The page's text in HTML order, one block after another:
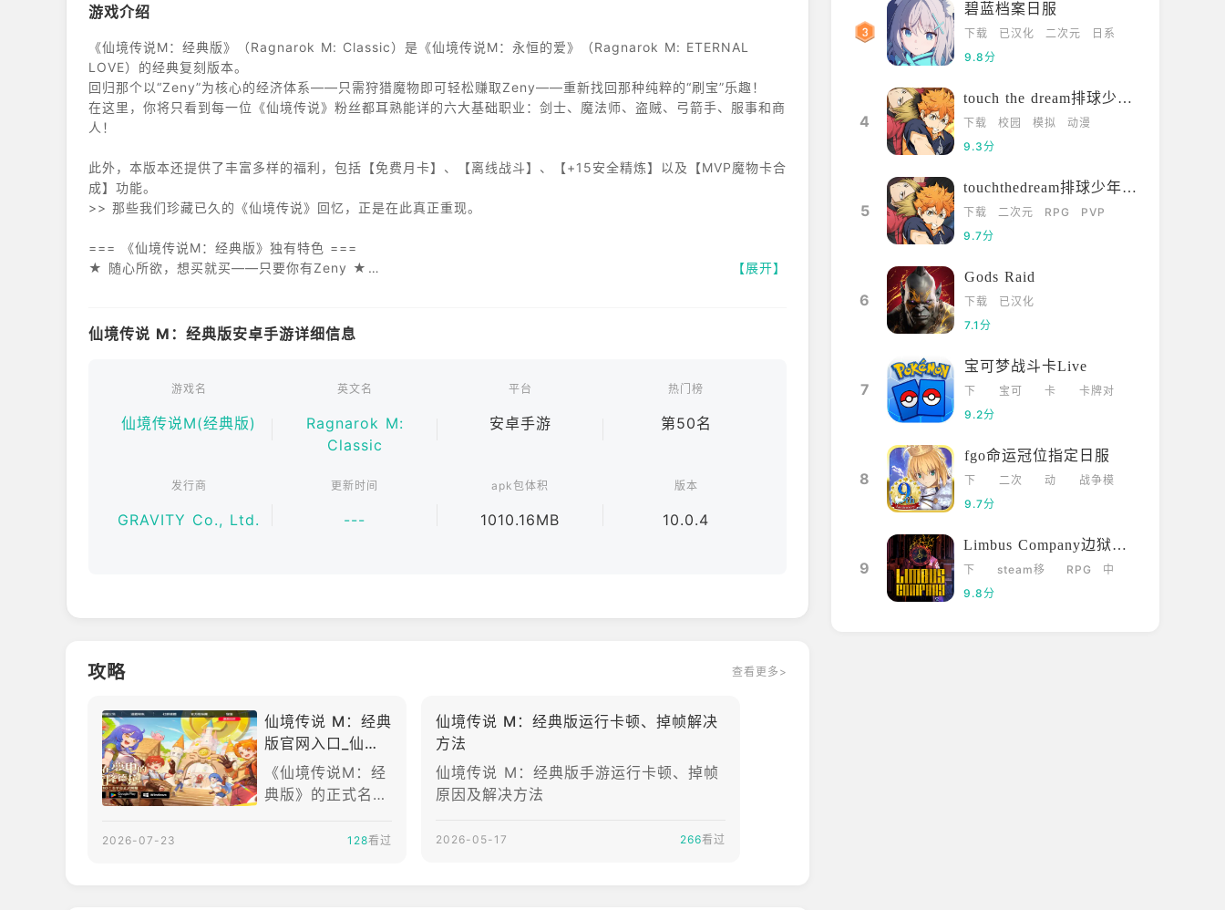
游戏介绍
《仙境传说M：经典版》（Ragnarok M: Classic）是《仙境传说M：永恒的爱》（Ragnarok M: ETERNAL
LOVE）的经典复刻版本。
回归那个以“Zeny”为核心的经济体系——只需狩猎魔物即可轻松赚取Zeny——重新找回那种纯粹的“刷宝”乐趣！
在这里，你将只看到每一位《仙境传说》粉丝都耳熟能详的六大基础职业：剑士、魔法师、盗贼、弓箭手、服事和商
人！
此外，本版本还提供了丰富多样的福利，包括【免费月卡】、【离线战斗】、【+15安全精炼】以及【MVP魔物卡合
成】功能。
>> 那些我们珍藏已久的《仙境传说》回忆，正是在此真正重现。
=== 《仙境传说M：经典版》独有特色 ===
★ 随心所欲，想买就买——只要你有Zeny ★
享受终身免费的福利加成——包括经验值（EXP）加成、道具掉落率提升，以及专属头饰等——总计多达17项不同的
★ 自由合成MVP魔物卡——随心所欲 ★
现在，你可以通过“合成”的方式来获取MVP魔物卡。
那一张专属魔物卡吧！
与你的战友们组建公会，在作为核心PvP玩法的【公会战】中扬名立万吧！此外，还有丰富多样的多人组队副本等待
着你的挑战！ ----
【展开】
仙境传说 M：经典版安卓手游详细信息
游戏名
仙境传说M(经典版)
英文名
Ragnarok M:
Classic
平台
安卓手游
热门榜
第50名
发行商
GRAVITY Co., Ltd.
更新时间
---
apk包体积
1010.16MB
版本
10.0.4
攻略 查看更多>
仙境传说 M：经典
版官网入口_仙境
传说 M：经典版官
网版下载介绍
《仙境传说M：经
典版》的正式名称
说：守护永恒的爱
2026-07-23 128看过
仙境传说 M：经典版运行卡顿、掉帧解决
方法
仙境传说 M：经典版手游运行卡顿、掉帧
原因及解决方法
2026-05-17 266看过
碧蓝档案日服
下载 已汉化 二次元
日系
9.8分
4
touch the dream排球少年韩服
下载 校园 模拟
动漫
9.3分
5
touchthedream排球少年日服
下载 二次元 RPG
PVP
9.7分
6
Gods Raid
下载
已汉化
7.1分
7
宝可梦战斗卡Live
下
载
宝可
卡
卡牌对
9.2分
8
fgo命运冠位指定日服
下
载
二次
动
战争模
9.7分
9
Limbus Company边狱巴士
下
载
steam移
RPG
中
9.8分